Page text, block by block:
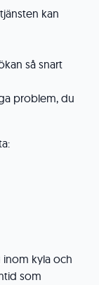
kan
så snart
problem, du
kyla och
som